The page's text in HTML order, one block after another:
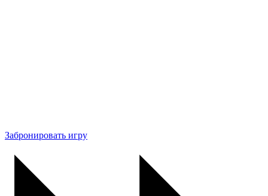
Забронировать игру